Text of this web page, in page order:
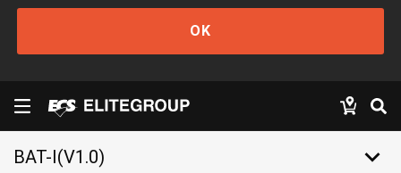
OK
BAT-I(V1.0) keyboard_arrow_down